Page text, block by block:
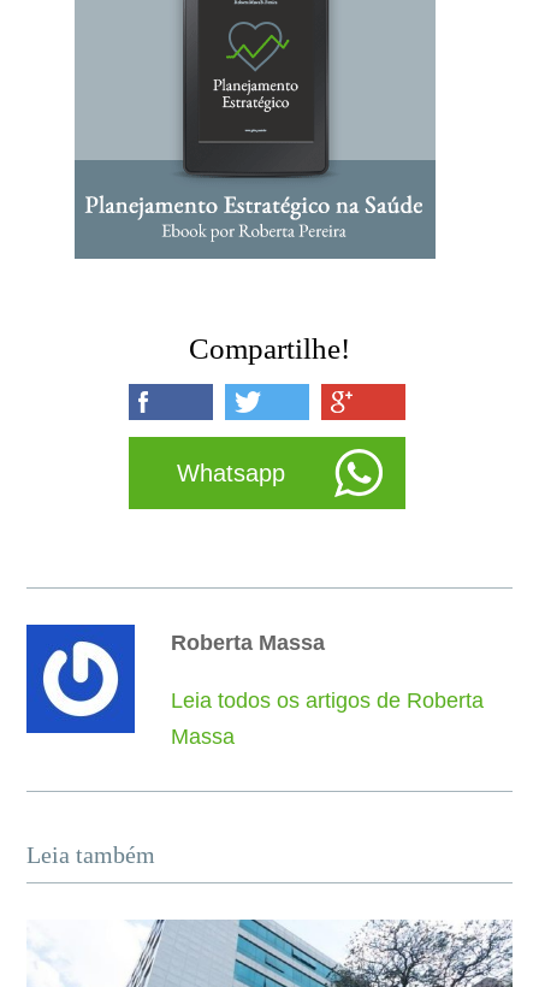
Compartilhe!
Whatsapp
Roberta Massa
Leia todos os artigos de Roberta
Massa
Leia também